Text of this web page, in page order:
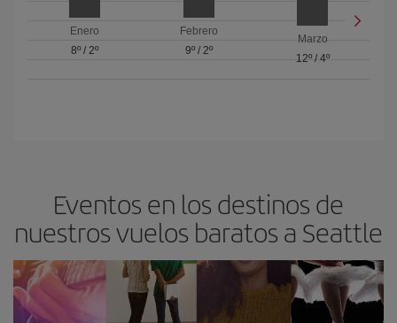
Enero
8º/ 2º
Febrero
9º/ 2º
Marzo
12º/ 4º
Eventos en los destinos de
nuestros vuelos baratos a Seattle